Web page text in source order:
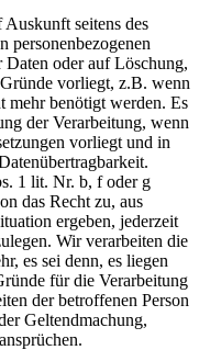
Auskunft seitens des
personenbezogenen
oder auf Löschung,
vorliegt, z.B. wenn
mehr benötigt werden. Es
der Verarbeitung, wenn
vorliegt und in
1 lit. Nr. b, f oder g
das Recht zu, aus
ergeben, jederzeit
Wir verarbeiten die
es sei denn, es liegen
für die Verarbeitung
der betroffenen Person
Geltendmachung,